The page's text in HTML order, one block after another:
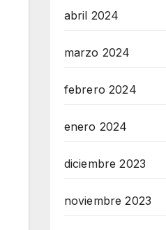
abril 2024
marzo 2024
febrero 2024
enero 2024
diciembre 2023
noviembre 2023